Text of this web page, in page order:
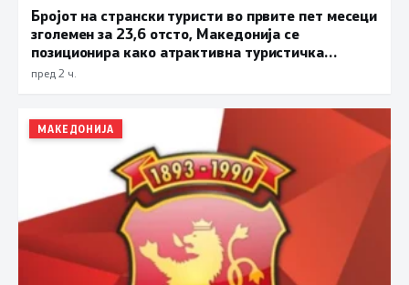
Бројот на странски туристи во првите пет месеци
зголемен за 23,6 отсто, Македонија се
позиционира како атрактивна туристичка
дестинација
пред 2 ч.
МАКЕДОНИЈА